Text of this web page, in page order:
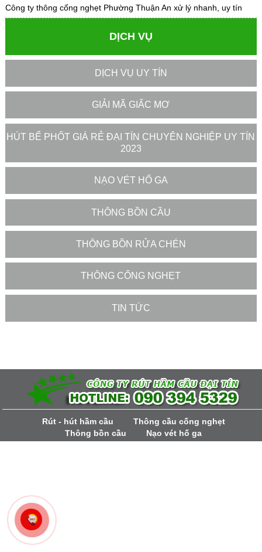
Công ty thông cống nghẹt Phường Thuận An xử lý nhanh, uy tín
DỊCH VỤ
DỊCH VỤ UY TÍN
GIẢI MÃ GIẤC MƠ
HÚT BỂ PHỐT GIÁ RẺ ĐẠI TÍN CHUYÊN NGHIỆP UY TÍN
2023
NẠO VÉT HỐ GA
THÔNG BỒN CẦU
THÔNG BỒN RỬA CHÉN
THÔNG CỐNG NGHẸT
TIN TỨC
Rút - hút hầm cầu
Thông cầu cống nghẹt
Thông bồn cầu
Nạo vét hố ga